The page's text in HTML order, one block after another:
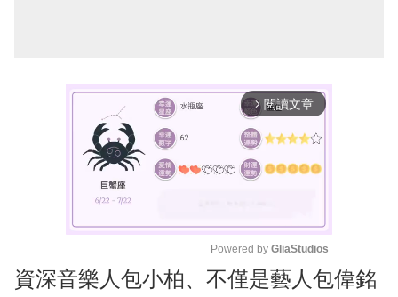
arrow_forward_ios 閱讀文章
M
Powered by GliaStudios
資深音樂人包小柏、不僅是藝人包偉銘